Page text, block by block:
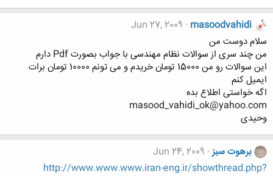
masoodvahidi
Jun 27, 2009
سلام دوست من
من چند سری از سوالات نظام مهندسی با جواب بصورت Pdf دارم
این سوالات رو من 15000 تومان خریدم و می تونم 10000 تومان برات
ایمیل کنم
اگه خواستی اطلاع بده
masood_vahidi_ok@yahoo.com
وحیدی
برهوت سبز Jun 24, 2009
http://www.www.www.iran-eng.ir/showthread.php?